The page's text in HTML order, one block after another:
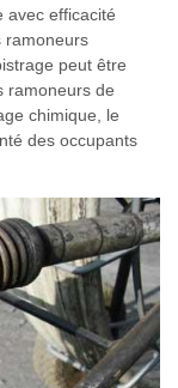
avec efficacité
ramoneurs
peut être
ramoneurs de
chimique, le
des occupants